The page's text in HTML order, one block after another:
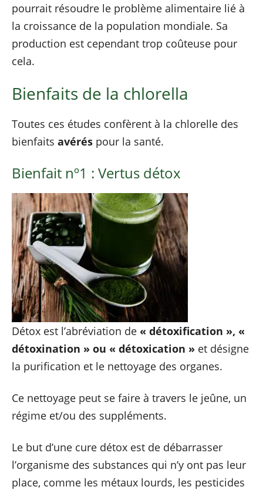
pourrait résoudre le problème alimentaire lié à
la croissance de la population mondiale. Sa
production est cependant trop coûteuse pour
cela.
Bienfaits de la chlorella
Toutes ces études confèrent à la chlorelle des
bienfaits avérés pour la santé.
Bienfait nº1 : Vertus détox
Détox est l’abréviation de « détoxification », «
détoxination » ou « détoxication » et désigne
la purification et le nettoyage des organes.
Ce nettoyage peut se faire à travers le jeûne, un
régime et/ou des suppléments.
Le but d’une cure détox est de débarrasser
l’organisme des substances qui n’y ont pas leur
place, comme les métaux lourds, les pesticides